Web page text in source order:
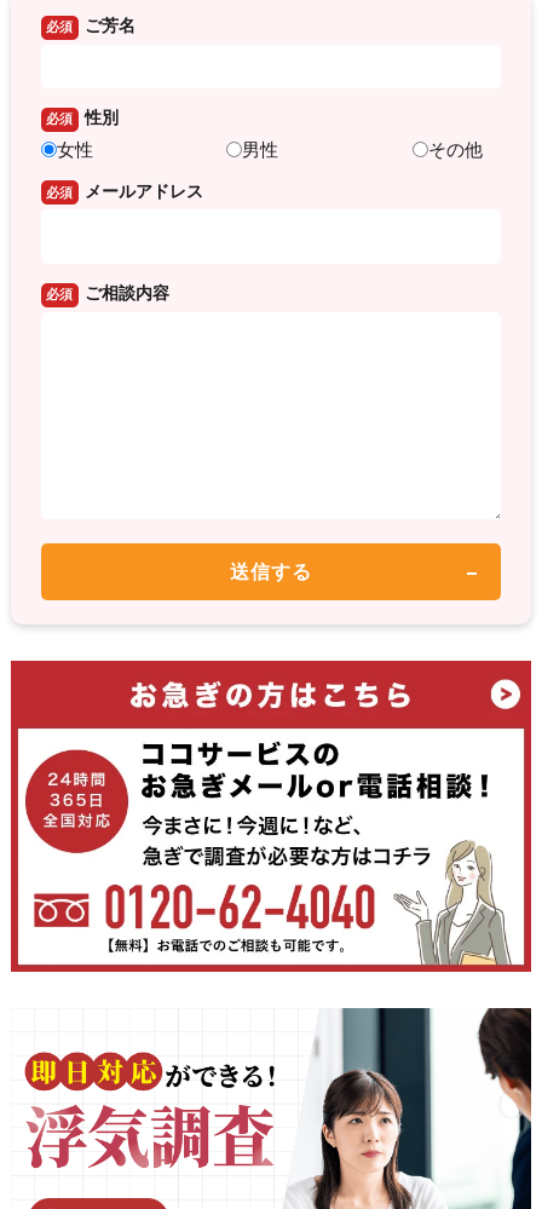
必須 ご芳名
必須 性別
女性 男性 その他
必須 メールアドレス
必須 ご相談内容